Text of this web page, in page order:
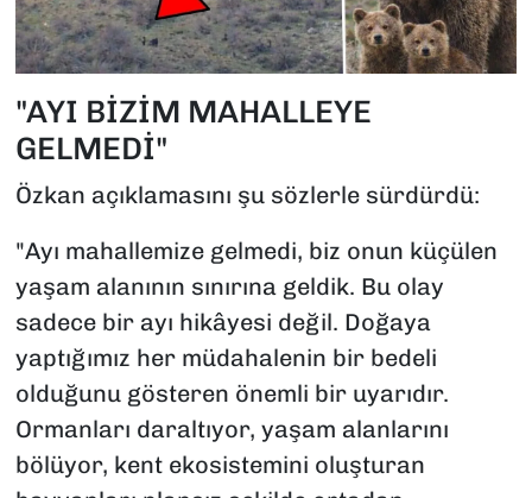
"AYI BİZİM MAHALLEYE
GELMEDİ"
Özkan açıklamasını şu sözlerle sürdürdü:
"Ayı mahallemize gelmedi, biz onun küçülen
yaşam alanının sınırına geldik. Bu olay
sadece bir ayı hikâyesi değil. Doğaya
yaptığımız her müdahalenin bir bedeli
olduğunu gösteren önemli bir uyarıdır.
Ormanları daraltıyor, yaşam alanlarını
bölüyor, kent ekosistemini oluşturan